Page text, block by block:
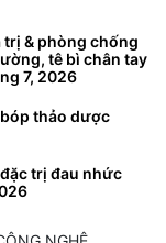
& phòng chống
tê bì chân tay
7, 2026
thảo dược
trị đau nhức